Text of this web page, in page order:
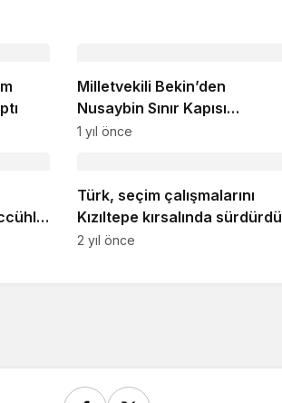
Milletvekili Bekin’den
Nusaybin Sınır Kapısı
önergesi!
1 yıl önce
Türk, seçim çalışmalarını
Kızıltepe kırsalında sürdürdü
2 yıl önce